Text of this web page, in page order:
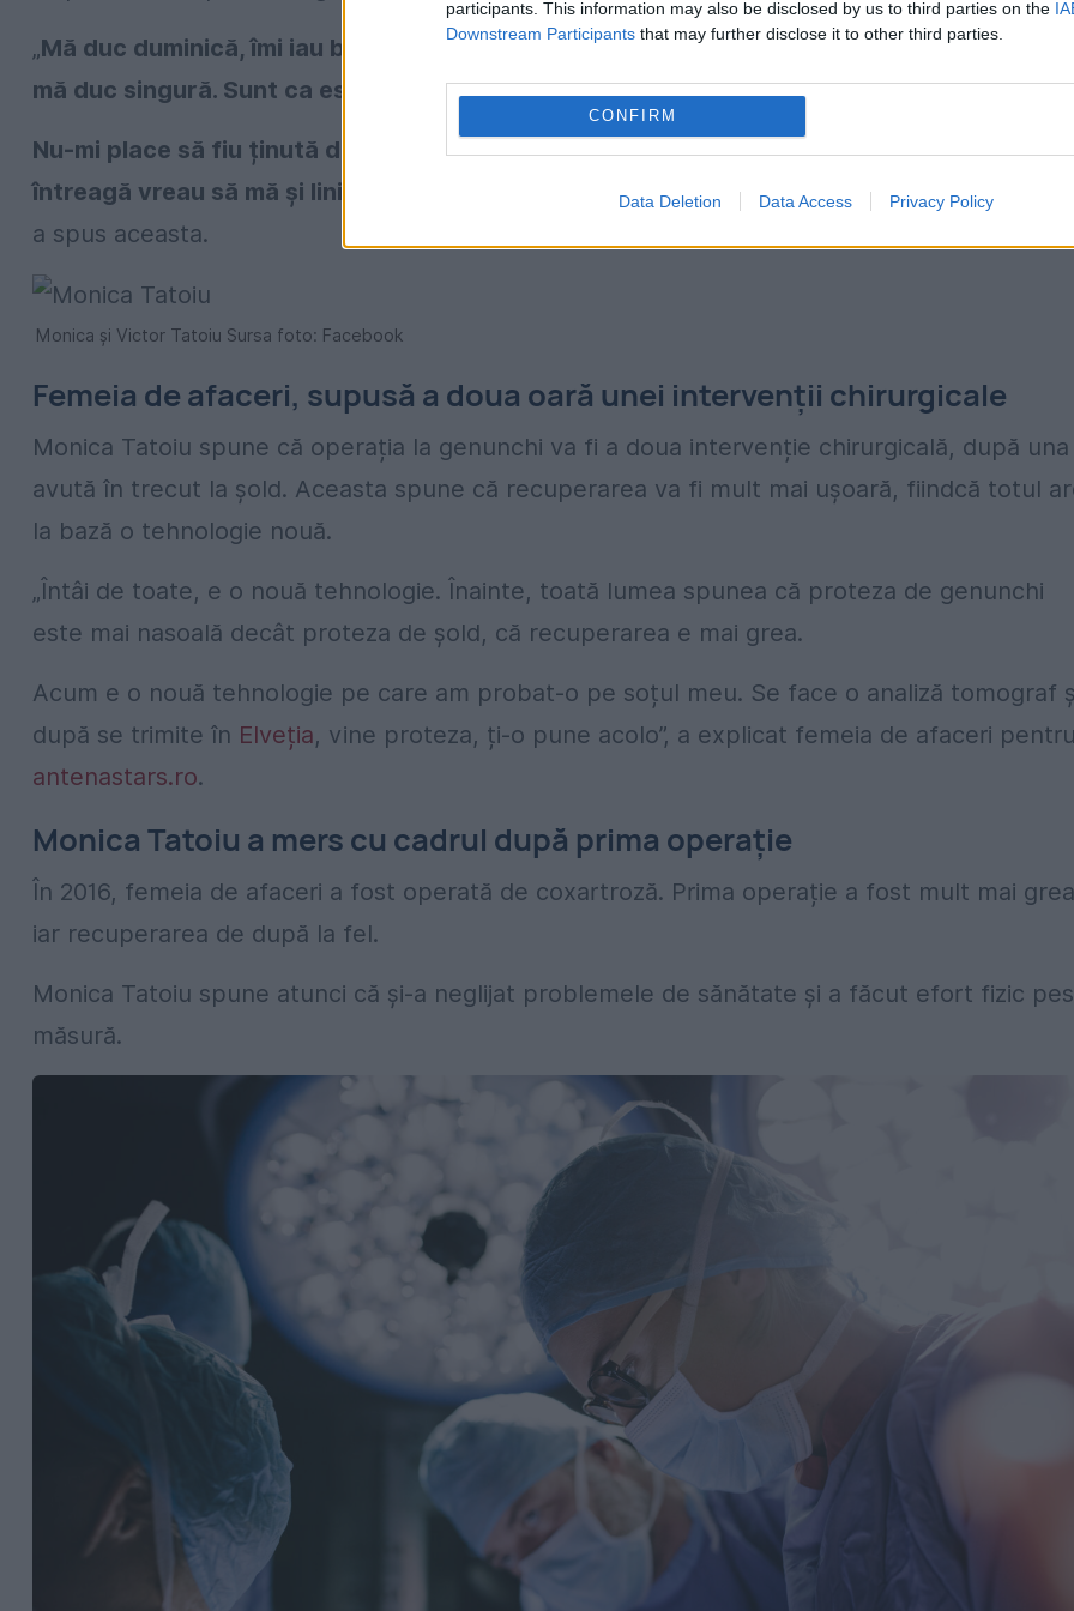
participants. This information may also be disclosed by us to third parties on the
Downstream Participants that may further disclose it to other third parties.
CONFIRM
Data Deletion Data Access Privacy Policy
„Mă duc duminică, îmi iau băgăjelul, nu vreau să vină nimeni cu mine. Le-am interzis
mă duc singură. Sunt ca eschimoșii, când am o problemă, o rezolv singură.
Nu-mi place să fiu ținută de mână. Întotdeauna mă descurc. Nu o să răspund la telefon.
întreagă vreau să mă și liniștesc. Am 4 emisiuni pe zi, de asta am ajuns cu tensiunea mare
a spus aceasta.
Monica și Victor Tatoiu Sursa foto: Facebook
Femeia de afaceri, supusă a doua oară unei intervenții chirurgicale
Monica Tatoiu spune că operația la genunchi va fi a doua intervenție chirurgicală, după una
avută în trecut la șold. Aceasta spune că recuperarea va fi mult mai ușoară, fiindcă totul
la bază o tehnologie nouă.
„Întâi de toate, e o nouă tehnologie. Înainte, toată lumea spunea că proteza de genunchi
este mai nasoală decât proteza de șold, că recuperarea e mai grea.
Acum e o nouă tehnologie pe care am probat-o pe soțul meu. Se face o analiză tomograf
după se trimite în Elveția, vine proteza, ți-o pune acolo”, a explicat femeia de afaceri pentru
antenastars.ro.
Monica Tatoiu a mers cu cadrul după prima operație
În 2016, femeia de afaceri a fost operată de coxartroză. Prima operație a fost mult mai
iar recuperarea de după la fel.
Monica Tatoiu spune atunci că și-a neglijat problemele de sănătate și a făcut efort fizic
măsură.